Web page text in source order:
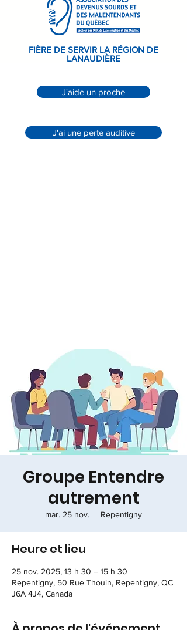
FIÈRE DE SERVIR LA RÉGION DE
LANAUDIÈRE
J'aide un proche
J'ai une perte auditive
Groupe Entendre
autrement
mar. 25 nov.
  |
Repentigny
Heure et lieu
25 nov. 2025, 13 h 30 – 15 h 30
Repentigny, 50 Rue Thouin, Repentigny, QC
J6A 4J4, Canada